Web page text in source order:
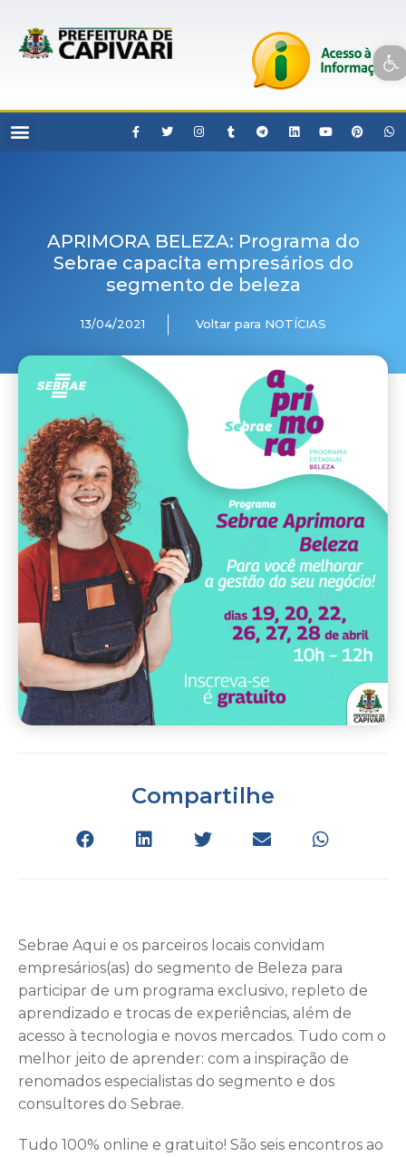
Open toolbar
APRIMORA BELEZA: Programa do
Sebrae capacita empresários do
segmento de beleza
13/04/2021 Voltar para NOTÍCIAS
Compartilhe
Sebrae Aqui e os parceiros locais convidam
empresários(as) do segmento de Beleza para
participar de um programa exclusivo, repleto de
aprendizado e trocas de experiências, além de
acesso à tecnologia e novos mercados. Tudo com o
melhor jeito de aprender: com a inspiração de
renomados especialistas do segmento e dos
consultores do Sebrae.
Tudo 100% online e gratuito! São seis encontros ao